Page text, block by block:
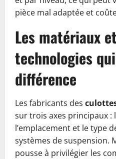
pièce mal adaptée et
Les matériaux
technologies
différence
Les fabricants des
sur trois axes principaux :
l’emplacement et le type
systèmes de suspension.
pousse à privilégier les